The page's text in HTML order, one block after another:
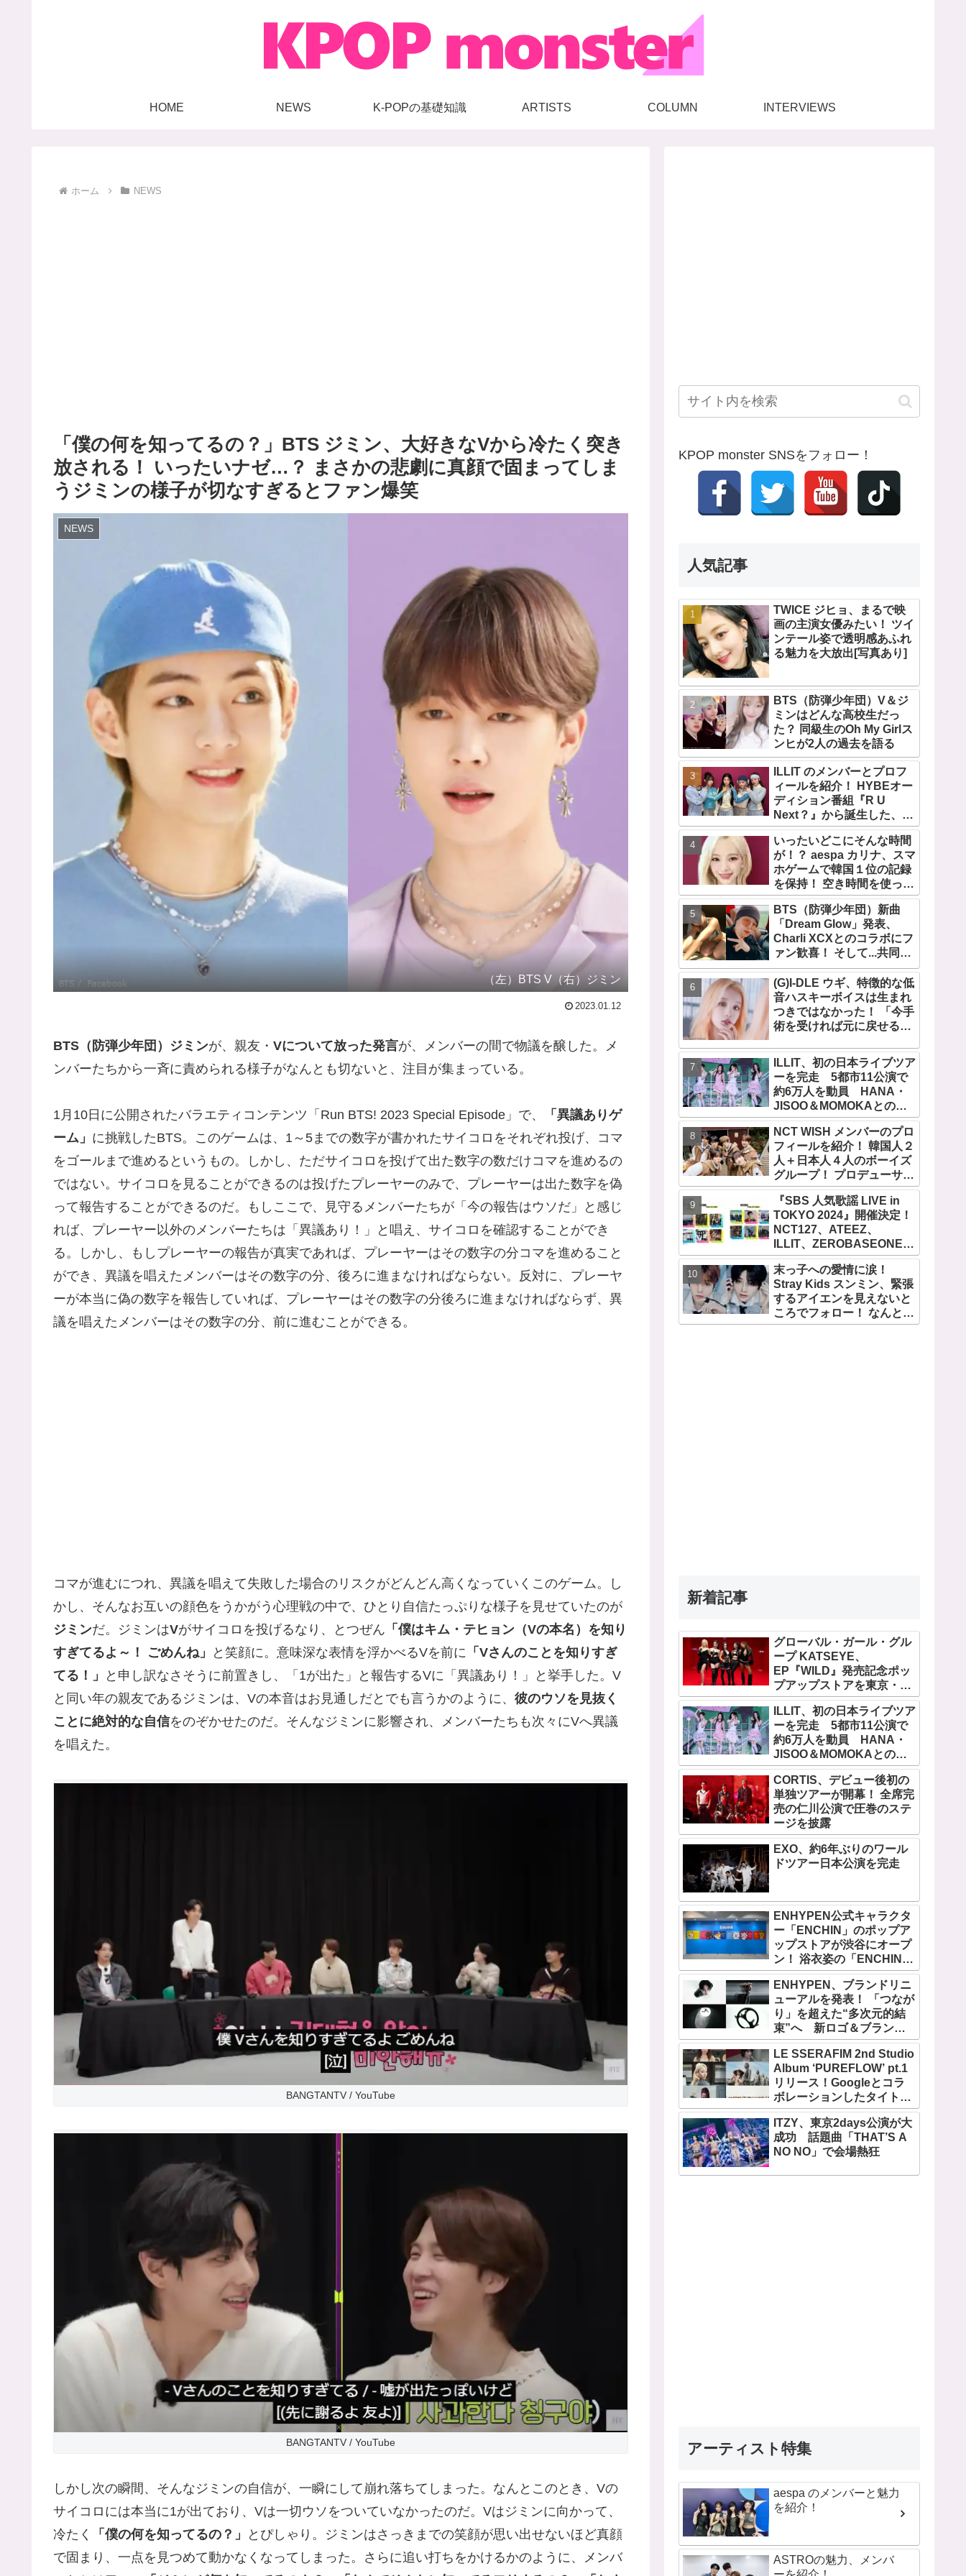
HOME NEWS K-POPの基礎知識 ARTISTS COLUMN INTERVIEWS
ホーム NEWS
「僕の何を知ってるの？」BTS ジミン、大好きなVから冷たく突き
放される！ いったいナゼ…？ まさかの悲劇に真顔で固まってしま
うジミンの様子が切なすぎるとファン爆笑
NEWS
（左）BTS V（右）ジミン
2023.01.12
BTS（防弾少年団）ジミンが、親友・ Vについて放った発言が、メンバーの間で物議を醸した。メ
ンバーたちから一斉に責められる様子がなんとも切ないと、注目が集まっている。
1月10日に公開されたバラエティコンテンツ「Run BTS! 2023 Special Episode」で、
「異議ありゲ
ーム」 に挑戦したBTS。このゲームは、1～5までの数字が書かれたサイコロをそれぞれ投げ、コマ
をゴールまで進めるというもの。しかし、ただサイコロを投げて出た数字の数だけコマを進めるの
ではない。サイコロを見ることができるのは投げたプレーヤーのみで、プレーヤーは出た数字を偽
って報告することができるのだ。もしここで、見守るメンバーたちが「今の報告はウソだ」と感じ
れば、プレーヤー以外のメンバーたちは「異議あり！」と唱え、サイコロを確認することができ
る。しかし、もしプレーヤーの報告が真実であれば、プレーヤーはその数字の分コマを進めること
ができ、異議を唱えたメンバーはその数字の分、後ろに進まなければならない。反対に、プレーヤ
ーが本当に偽の数字を報告していれば、プレーヤーはその数字の分後ろに進まなければならず、異
議を唱えたメンバーはその数字の分、前に進むことができる。
コマが進むにつれ、異議を唱えて失敗した場合のリスクがどんどん高くなっていくこのゲーム。し
かし、そんなお互いの顔色をうかがう心理戦の中で、ひとり自信たっぷりな様子を見せていたのが
ジミンだ。ジミンはVがサイコロを投げるなり、とつぜん 「僕はキム・テヒョン（Vの本名）を知り
すぎてるよ～！ ごめんね」
と笑顔に。意味深な表情を浮かべるVを前に 「Vさんのことを知りすぎ
てる！」
と申し訳なさそうに前置きし、「1が出た」と報告するVに「異議あり！」と挙手した。V
と同い年の親友であるジミンは、Vの本音はお見通しだとでも言うかのように、 彼のウソを見抜く
ことに絶対的な自信をのぞかせたのだ。そんなジミンに影響され、メンバーたちも次々にVへ異議
を唱えた。
BANGTANTV / YouTube
BANGTANTV / YouTube
しかし次の瞬間、そんなジミンの自信が、一瞬にして崩れ落ちてしまった。なんとこのとき、Vの
サイコロには本当に1が出ており、Vは一切ウソをついていなかったのだ。Vはジミンに向かって、
冷たく
「僕の何を知ってるの？」
とぴしゃり。ジミンはさっきまでの笑顔が思い出せないほど真顔
で固まり、一点を見つめて動かなくなってしまった。さらに追い打ちをかけるかのように、メンバ
KPOP monster SNSをフォロー！
人気記事
TWICE ジヒョ、まるで映
画の主演女優みたい！ ツイ
ンテール姿で透明感あふれ
る魅力を大放出[写真あり]
BTS（防弾少年団）V＆ジ
ミンはどんな高校生だっ
た？ 同級生のOh My Girlス
ンヒが2人の過去を語る
ILLIT のメンバーとプロフ
ィールを紹介！ HYBEオー
ディション番組『R U
Next？』から誕生した、日
本人のイロハとモカを含む
5人組ガールズグループ！
デビュー曲「Magnetic」が
いきなりの大ヒット
いったいどこにそんな時間
が！？ aespa カリナ、スマ
ホゲームで韓国１位の記録
を保持！ 空き時間を使って
１万回ものミニゲームをク
リア「芸能人たちが時間が
ないと言っているのは全部
嘘」
BTS（防弾少年団）新曲
「Dream Glow」発表、
Charli XCXとのコラボにフ
ァン歓喜！ そして...共同制
作者が明かすジミンへの思
い「彼の夢、そして彼の絶
望から生まれた歌」
(G)I-DLE ウギ、特徴的な低
音ハスキーボイスは生まれ
つきではなかった！ 「今手
術を受ければ元に戻せるけ
とは？
ILLIT、初の日本ライブツア
ーを完走 5都市11公演で
約6万人を動員 HANA・
JISOO＆MOMOKAとのス
ペシャルコラボも実現
NCT WISH メンバーのプロ
フィールを紹介！ 韓国人２
人＋日本人４人のボーイズ
グループ！ プロデューサー
はアジアの歌姫BoA！ シオ
ン、ジェヒ、リク、ユウ
シ、リョウ、サクヤの魅力
を徹底解説
『SBS 人気歌謡 LIVE in
TOKYO 2024』開催決定！
NCT127、ATEEZ、
ILLIT、ZEROBASEONE、
SHINee テミン、THE
BOYZなど、豪華アーティ
スト出演決定！ 10月12
日・13日、さいたまスーパ
ーアリーナにて
末っ子への愛情に涙！
Stray Kids スンミン、緊張
するアイエンを見えないと
ころでフォロー！ なんと直
接「アイエンをよろしく」
新着記事
グローバル・ガール・グル
ープ KATSEYE、
EP『WILD』発売記念ポッ
プアップストアを東京・原
宿で開催 限定グッズも登
場ILLIT、初の日本ライブツア
ーを完走 5都市11公演で
約6万人を動員 HANA・
JISOO＆MOMOKAとのス
ペシャルコラボも実現
CORTIS、デビュー後初の
単独ツアーが開幕！ 全席完
売の仁川公演で圧巻のステ
ージを披露
EXO、約6年ぶりのワール
ドツアー日本公演を完走
ENHYPEN公式キャラクタ
ー「ENCHIN」のポップア
ップストアが渋谷にオープ
ン！ 浴衣姿の「ENCHIN」
が登場
ENHYPEN、ブランドリニ
ューアルを発表！ 「つなが
り」を超えた“多次元的結
束”へ 新ロゴ＆ブランド
フィルム公開
LE SSERAFIM 2nd Studio
Album ‘PUREFLOW’ pt.1
リリース！Googleとコラ
ボレーションしたタイトル
曲「BOOMPALA」MVも公
開
ITZY、東京2days公演が大
成功 話題曲「THAT’S A
NO NO」で会場熱狂
アーティスト特集
aespa のメンバーと魅力
を紹介！
ASTROの魅力、メンバ